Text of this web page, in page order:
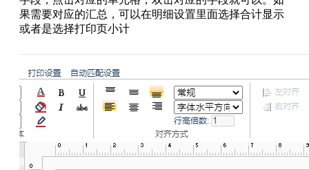
果需要对应的汇总，可以在明细设置里面选择合计显示
或者是选择打印页小计